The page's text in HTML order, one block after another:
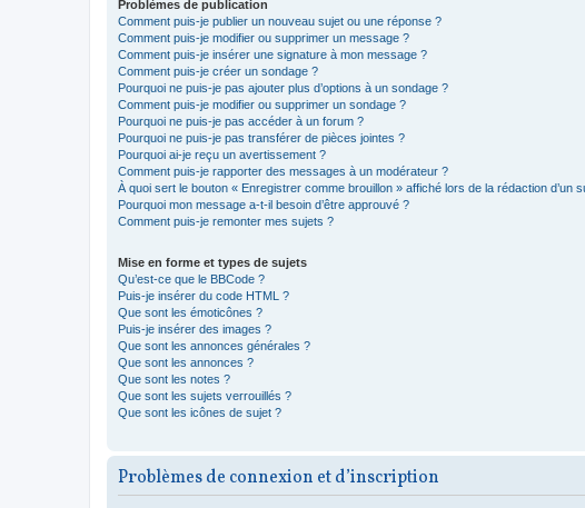
Problèmes de publication
Comment puis-je publier un nouveau sujet ou une réponse ?
Comment puis-je modifier ou supprimer un message ?
Comment puis-je insérer une signature à mon message ?
Comment puis-je créer un sondage ?
Pourquoi ne puis-je pas ajouter plus d’options à un sondage ?
Comment puis-je modifier ou supprimer un sondage ?
Pourquoi ne puis-je pas accéder à un forum ?
Pourquoi ne puis-je pas transférer de pièces jointes ?
Pourquoi ai-je reçu un avertissement ?
Comment puis-je rapporter des messages à un modérateur ?
À quoi sert le bouton « Enregistrer comme brouillon » affiché lors de la rédaction d’un
Pourquoi mon message a-t-il besoin d’être approuvé ?
Comment puis-je remonter mes sujets ?
Mise en forme et types de sujets
Qu’est-ce que le BBCode ?
Puis-je insérer du code HTML ?
Que sont les émoticônes ?
Puis-je insérer des images ?
Que sont les annonces générales ?
Que sont les annonces ?
Que sont les notes ?
Que sont les sujets verrouillés ?
Que sont les icônes de sujet ?
Problèmes de connexion et d’inscription